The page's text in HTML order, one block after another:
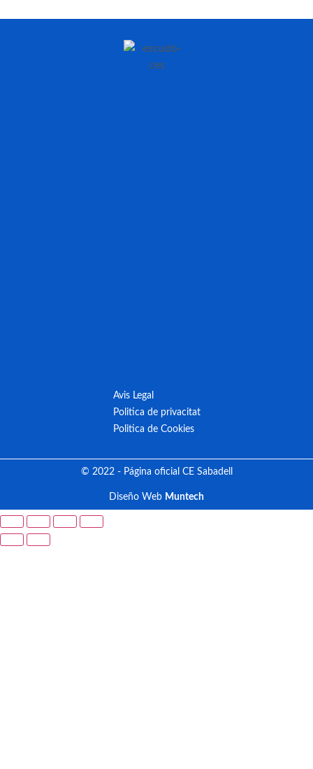
Avis Legal
Politica de privacitat
Politica de Cookies
© 2022 - Página oficial CE Sabadell
Diseño Web Muntech